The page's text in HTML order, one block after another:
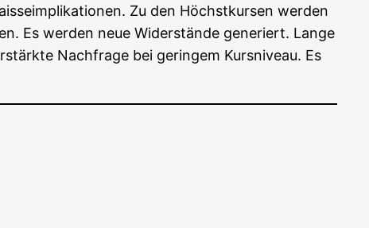
Zu den Höchst­kur­sen wer­den
Es wer­den neue Wider­stän­de gene­riert. Lan­ge
Nach­fra­ge bei gerin­gem Kurs­ni­veau. Es